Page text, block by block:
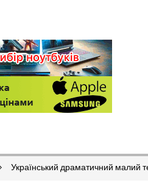
Український драматичний малий